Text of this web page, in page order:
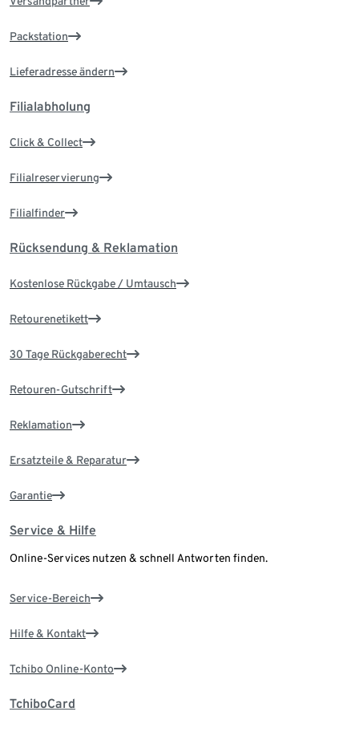
Packstation
Lieferadresse ändern
Filialabholung
Click & Collect
Filialreservierung
Filialfinder
Rücksendung & Reklamation
Kostenlose Rückgabe / Umtausch
Retourenetikett
30 Tage Rückgaberecht
Retouren-Gutschrift
Reklamation
Ersatzteile & Reparatur
Garantie
Service & Hilfe
Online-Services nutzen & schnell Antworten finden.
Service-Bereich
Hilfe & Kontakt
Tchibo Online-Konto
TchiboCard